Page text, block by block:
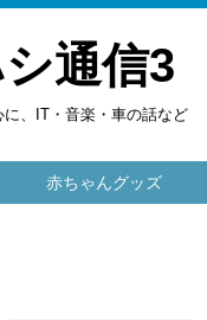
通信3
、IT・音楽・車の話など
赤ちゃんグッズ